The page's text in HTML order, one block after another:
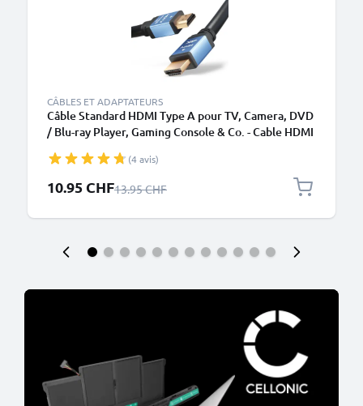
CÂBLES ET ADAPTATEURS
Câble Standard HDMI Type A pour TV, Camera, DVD
/ Blu-ray Player, Gaming Console & Co. - Cable HDMI
(4 avis)
Prix spécial
10.95 CHFPrix normal
13.95 CHF